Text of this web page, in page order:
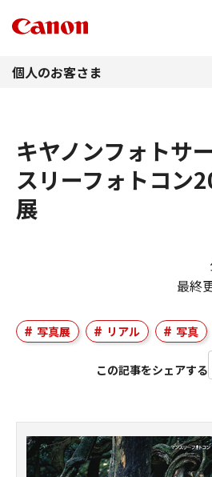
個人のお客さま
キヤノンフォトサ
スリーフォトコン
展
最終
写真展 リアル 写真